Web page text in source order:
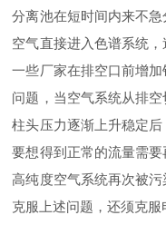
分离池在短时间内来不
空气直接进入色谱系统，
一些厂家在排空口前增
问题，当空气系统从排
柱头压力逐渐上升稳定
要想得到正常的流量需
高纯度空气系统再次被
克服上述问题，还须克服